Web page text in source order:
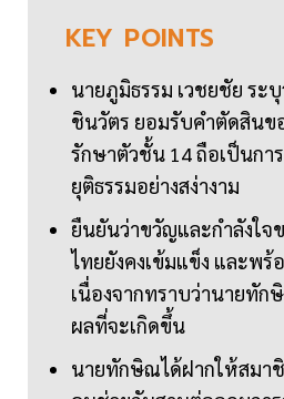
KEY POINTS
นายภูมิธรรม เวชยชัย ร
ชินวัตร ยอมรับคำตัดสินข
รักษาตัวชั้น 14 ถือเป็นกา
ยุติธรรมอย่างสง่างาม
ยืนยันว่าขวัญและกำลังใจ
ไทยยังคงเข้มแข็ง และพร้
เนื่องจากทราบว่านายทั
ผลที่จะเกิดขึ้น
นายทักษิณได้ฝากให้สมา